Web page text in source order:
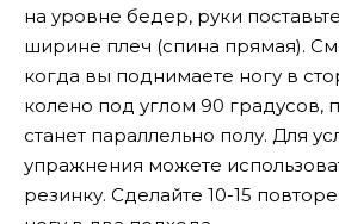
на уровне бедер, руки
ширине плеч (спина прямая).
когда вы поднимаете ногу в
колено под углом 90 градусов,
станет параллельно полу. Для
упражнения можете
резинку. Сделайте 10-15